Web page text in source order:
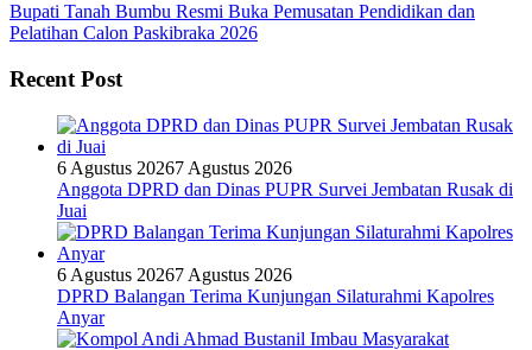
Bupati Tanah Bumbu Resmi Buka Pemusatan Pendidikan dan
Pelatihan Calon Paskibraka 2026
Recent Post
6 Agustus 20267 Agustus 2026
Anggota DPRD dan Dinas PUPR Survei Jembatan Rusak di
Juai
6 Agustus 20267 Agustus 2026
DPRD Balangan Terima Kunjungan Silaturahmi Kapolres
Anyar